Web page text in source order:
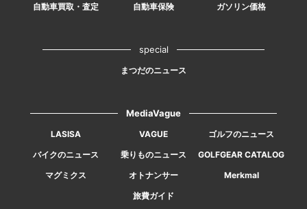
自動車買取・査定
自動車保険 ガソリン価格
special
まつだのニュース
MediaVague
LASISA VAGUE
ゴルフのニュース
バイクのニュース
乗りものニュース
GOLFGEAR CATALOG
マグミクス
オトナンサー
Merkmal
旅費ガイド